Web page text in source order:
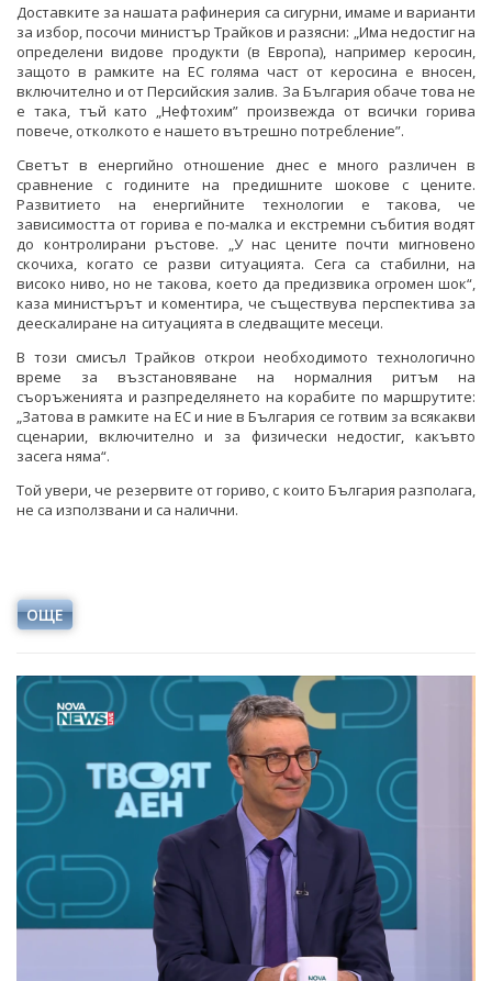
Доставките за нашата рафинерия са сигурни, имаме и варианти
за избор, посочи министър Трайков и разясни: „Има недостиг на
определени видове продукти (в Европа), например керосин,
защото в рамките на ЕС голяма част от керосина е вносен,
включително и от Персийския залив. За България обаче това не
е така, тъй като „Нефтохим” произвежда от всички горива
повече, отколкото е нашето вътрешно потребление”.
Светът в енергийно отношение днес е много различен в
сравнение с годините на предишните шокове с цените.
Развитието на енергийните технологии е такова, че
зависимостта от горива е по-малка и екстремни събития водят
до контролирани ръстове. „У нас цените почти мигновено
скочиха, когато се разви ситуацията. Сега са стабилни, на
високо ниво, но не такова, което да предизвика огромен шок“,
каза министърът и коментира, че съществува перспектива за
деескалиране на ситуацията в следващите месеци.
В този смисъл Трайков открои необходимото технологично
време за възстановяване на нормалния ритъм на
съоръженията и разпределянето на корабите по маршрутите:
„Затова в рамките на ЕС и ние в България се готвим за всякакви
сценарии, включително и за физически недостиг, какъвто
засега няма“.
Той увери, че резервите от гориво, с които България разполага,
не са използвани и са налични.
ОЩЕ